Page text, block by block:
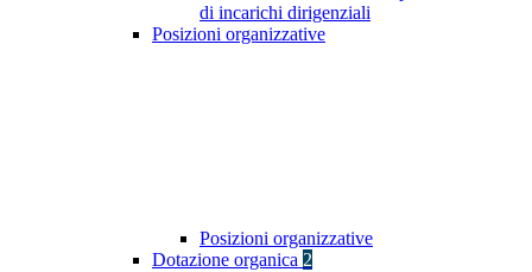
di incarichi dirigenziali
Posizioni organizzative
Posizioni organizzative
Dotazione organica 2